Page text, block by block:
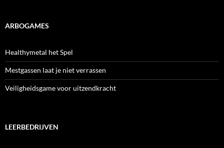
ARBOGAMES
Healthymetal het Spel
Mestgassen laat je niet verrassen
Veiligheidsgame voor uitzendkracht
LEERBEDRIJVEN